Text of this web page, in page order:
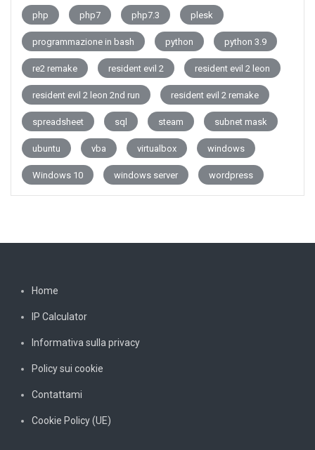
php php7 php7.3 plesk
programmazione in bash python python 3.9
re2 remake resident evil 2 resident evil 2 leon
resident evil 2 leon 2nd run resident evil 2 remake
spreadsheet sql steam subnet mask
ubuntu vba virtualbox windows
Windows 10 windows server wordpress
Home
IP Calculator
Informativa sulla privacy
Policy sui cookie
Contattami
Cookie Policy (UE)